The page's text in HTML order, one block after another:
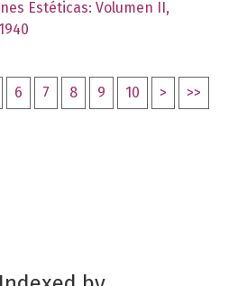
Estéticas: Volumen II,
6 7 8 9 10 > >>